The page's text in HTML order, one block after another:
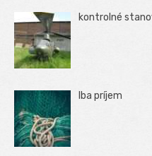
kontrolné
Iba príjem